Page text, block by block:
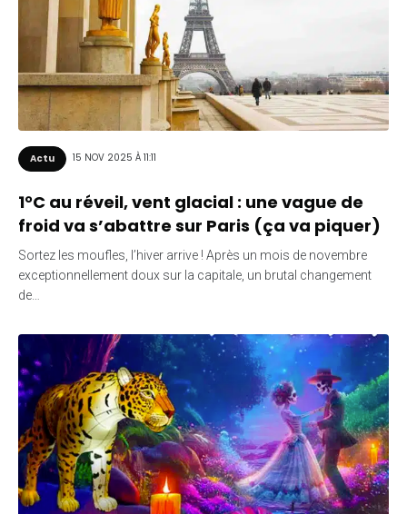
Actu 15 NOV 2025 À 11:11
1°C au réveil, vent glacial : une vague de
froid va s’abattre sur Paris (ça va piquer)
Sortez les moufles, l’hiver arrive ! Après un mois de novembre
exceptionnellement doux sur la capitale, un brutal changement
de…